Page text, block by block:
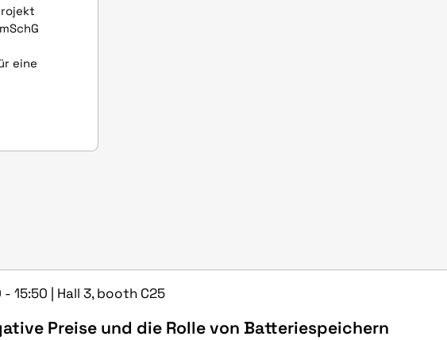
eine
- 15:50 | Hall 3, booth C25
Preise und die Rolle von Batteriespeichern